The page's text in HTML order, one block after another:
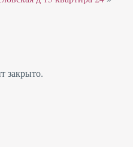
закрыто.